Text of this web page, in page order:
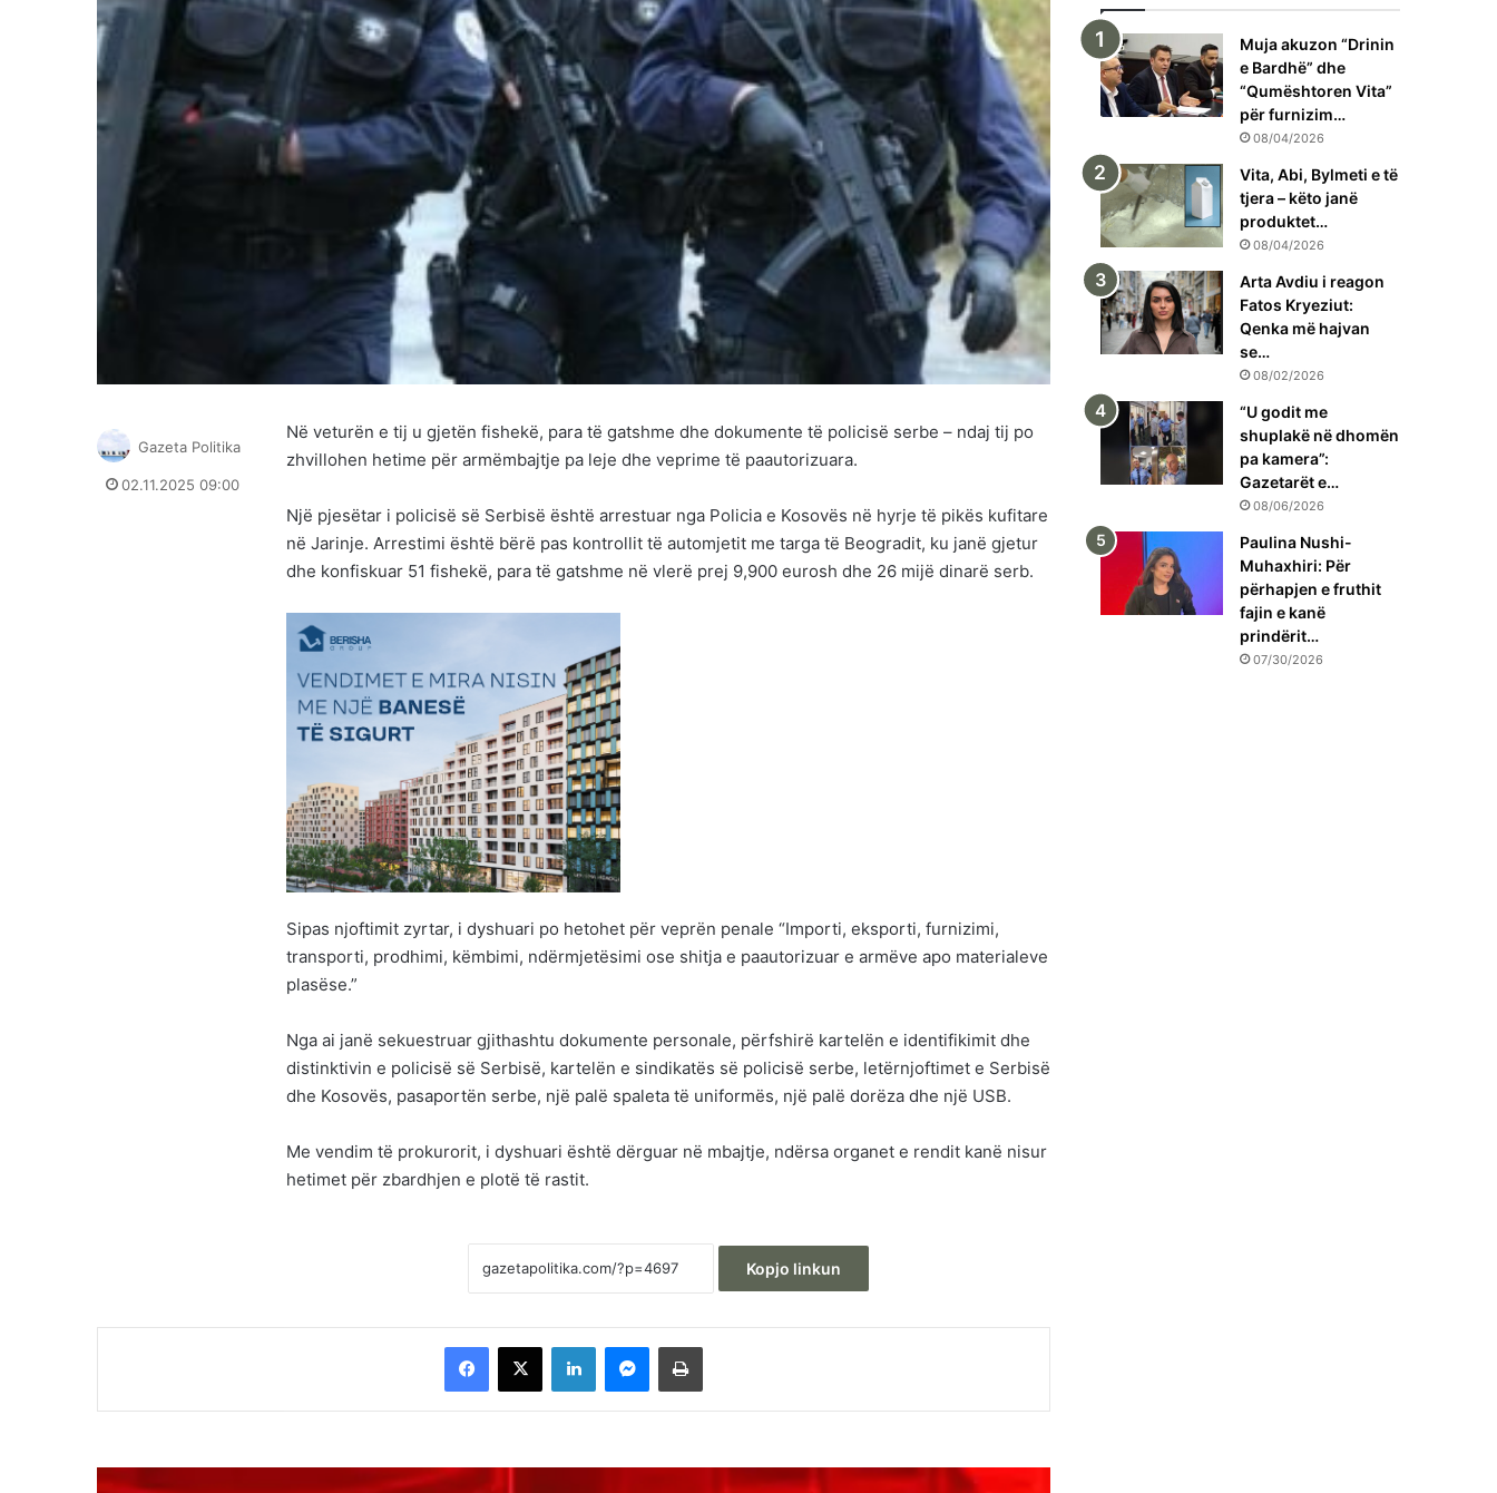
Në veturën e tij u gjetën fishekë, para të gatshme dhe dokumente të policisë serbe – ndaj tij po
zhvillohen hetime për armëmbajtje pa leje dhe veprime të paautorizuara.
Një pjesëtar i policisë së Serbisë është arrestuar nga Policia e Kosovës në hyrje të pikës kufitare
në Jarinje. Arrestimi është bërë pas kontrollit të automjetit me targa të Beogradit, ku janë gjetur
dhe konfiskuar 51 fishekë, para të gatshme në vlerë prej 9,900 eurosh dhe 26 mijë dinarë serb.
Sipas njoftimit zyrtar, i dyshuari po hetohet për veprën penale “Importi, eksporti, furnizimi,
transporti, prodhimi, këmbimi, ndërmjetësimi ose shitja e paautorizuar e armëve apo materialeve
plasëse.”
Nga ai janë sekuestruar gjithashtu dokumente personale, përfshirë kartelën e identifikimit dhe
distinktivin e policisë së Serbisë, kartelën e sindikatës së policisë serbe, letërnjoftimet e Serbisë
dhe Kosovës, pasaportën serbe, një palë spaleta të uniformës, një palë dorëza dhe një USB.
Me vendim të prokurorit, i dyshuari është dërguar në mbajtje, ndërsa organet e rendit kanë nisur
hetimet për zbardhjen e plotë të rastit.
Kopjo linkun
Gazeta Politika
02.11.2025 09:00
Facebook
X LinkedInMessengerPrintoje
Behrami: VV-ja dhe Albin Kurti janë të
Muja akuzon “Drinin
e Bardhë” dhe
“Qumështoren Vita”
për furnizim…
08/04/2026
Vita, Abi, Bylmeti e të
tjera – këto janë
produktet…
08/04/2026
Arta Avdiu i reagon
Fatos Kryeziut:
Qenka më hajvan
se…
08/02/2026
“U godit me
shuplakë në dhomën
pa kamera”:
Gazetarët e…
08/06/2026
Paulina Nushi-
Muhaxhiri: Për
përhapjen e fruthit
fajin e kanë
prindërit…
07/30/2026